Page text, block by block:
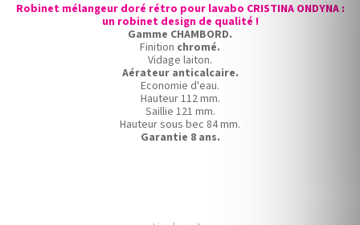
Robinet mélangeur doré rétro pour lavabo CRISTINA ONDYNA :
un robinet design de qualité !
Gamme CHAMBORD.
Finition chromé.
Vidage laiton.
Aérateur anticalcaire.
Economie d'eau.
Hauteur 112 mm.
Saillie 121 mm.
Hauteur sous bec 84 mm.
Garantie 8 ans.